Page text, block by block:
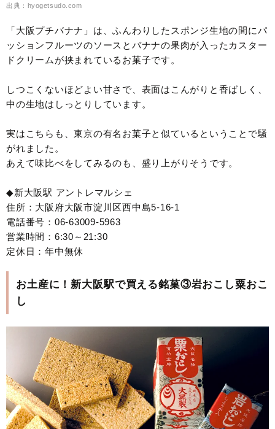
出典：hyogetsudo.com
「大阪プチバナナ」は、ふんわりしたスポンジ生地の間にパ
ッションフルーツのソースとバナナの果肉が入ったカスター
ドクリームが挟まれているお菓子です。
しつこくないほどよい甘さで、表面はこんがりと香ばしく、
中の生地はしっとりしています。
実はこちらも、東京の有名お菓子と似ているということで騒
がれました。
あえて味比べをしてみるのも、盛り上がりそうです。
◆新大阪駅 アントレマルシェ
住所：大阪府大阪市淀川区西中島5-16-1
電話番号：06-63009-5963
営業時間：6:30～21:30
定休日：年中無休
お土産に！新大阪駅で買える銘菓③岩おこし粟おこ
し